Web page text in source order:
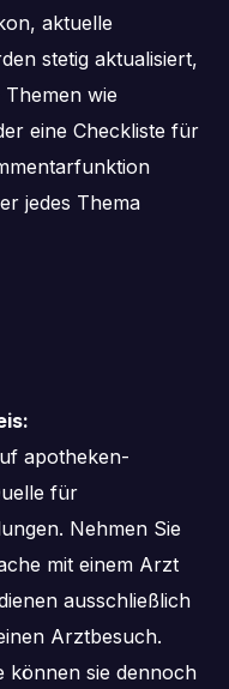
aktuelle
stetig aktualisiert,
wie
eine Checkliste für
jedes Thema
apotheken-
für
Nehmen Sie
mit einem Arzt
ausschließlich
Arztbesuch.
können sie dennoch